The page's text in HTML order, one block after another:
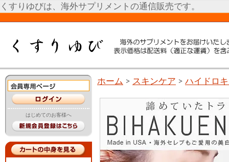
くすりゆびは、海外サプリメントの通信販売です。
はじめてのお客様へ
ホーム > スキンケア > ハイドロ